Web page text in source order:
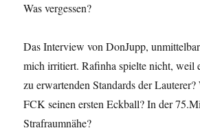
Was vergessen?
Das Interview von DonJupp,
mich irritiert. Rafinha spielte nicht, weil
zu erwartenden Standards der
FCK seinen ersten Eckball? In der
Strafraumnähe?